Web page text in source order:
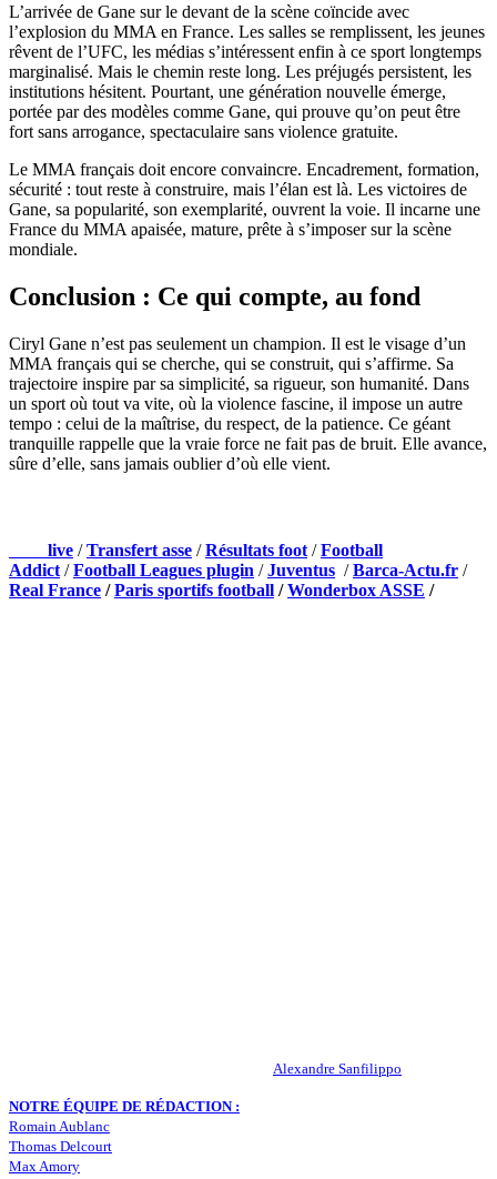
L’arrivée de Gane sur le devant de la scène coïncide avec
l’explosion du MMA en France. Les salles se remplissent, les jeunes
rêvent de l’UFC, les médias s’intéressent enfin à ce sport longtemps
marginalisé. Mais le chemin reste long. Les préjugés persistent, les
institutions hésitent. Pourtant, une génération nouvelle émerge,
portée par des modèles comme Gane, qui prouve qu’on peut être
fort sans arrogance, spectaculaire sans violence gratuite.
Le MMA français doit encore convaincre. Encadrement, formation,
sécurité : tout reste à construire, mais l’élan est là. Les victoires de
Gane, sa popularité, son exemplarité, ouvrent la voie. Il incarne une
France du MMA apaisée, mature, prête à s’imposer sur la scène
mondiale.
Conclusion : Ce qui compte, au fond
Ciryl Gane n’est pas seulement un champion. Il est le visage d’un
MMA français qui se cherche, qui se construit, qui s’affirme. Sa
trajectoire inspire par sa simplicité, sa rigueur, son humanité. Dans
un sport où tout va vite, où la violence fascine, il impose un autre
tempo : celui de la maîtrise, du respect, de la patience. Ce géant
tranquille rappelle que la vraie force ne fait pas de bruit. Elle avance,
sûre d’elle, sans jamais oublier d’où elle vient.
live /Transfert asse /Résultats foot /Football
Addict /Football Leagues plugin /Juventus /Barca-Actu.fr /
Real France /Paris sportifs football /Wonderbox ASSE /
Alexandre Sanfilippo
NOTRE ÉQUIPE DE RÉDACTION :
Romain Aublanc
Thomas Delcourt
Max Amory